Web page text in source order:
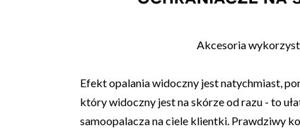
Akcesoria
Efekt opalania widoczny jest natychmiast,
który widoczny jest na skórze od razu - to
samoopalacza na ciele klientki. Prawdziwy